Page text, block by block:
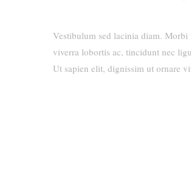
Vestibulum sed lacinia diam. Morbi
viverra lobortis ac, tincidunt nec
Ut sapien elit, dignissim ut ornare